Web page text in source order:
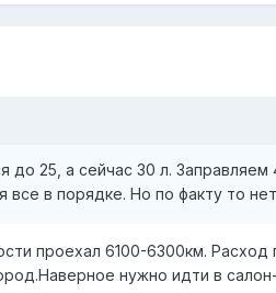
25, а сейчас 30 л.
все в порядке. Но по факту то
проехал 6100-6300км.
нужно идти в салон-